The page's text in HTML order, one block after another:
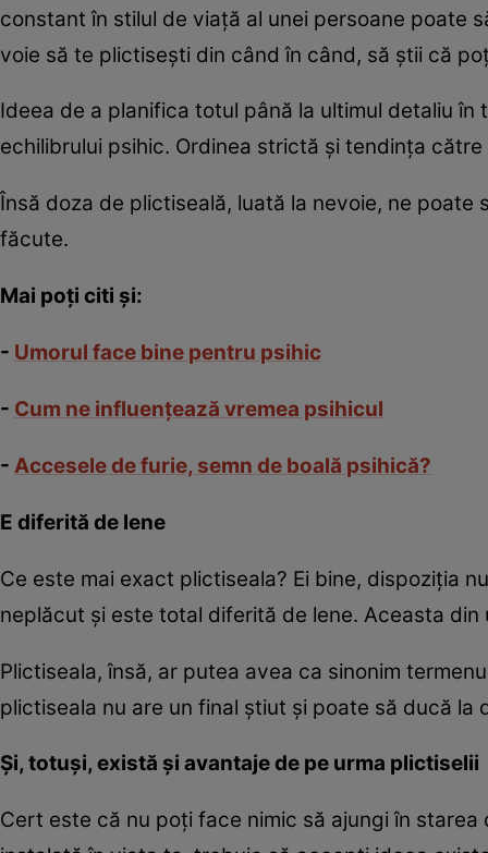
constant în stilul de viaţă al unei persoane poate
voie să te plictiseşti din când în când, să ştii că
Ideea de a planifica totul până la ultimul detaliu
echilibrului psihic. Ordinea strictă şi tendinţa
Însă doza de plictiseală, luată la nevoie, ne poate
făcute.
Mai poţi citi şi:
- Umorul face bine pentru psihic
- Cum ne influenţează vremea psihicul
- Accesele de furie, semn de boală psihică?
E diferită de lene
Ce este mai exact plictiseala? Ei bine, dispoziţia
neplăcut şi este total diferită de lene. Aceasta
Plictiseala, însă, ar putea avea ca sinonim
plictiseala nu are un final ştiut şi poate să ducă la
Şi, totuşi, există şi avantaje de pe urma plictiselii
Cert este că nu poţi face nimic să ajungi în